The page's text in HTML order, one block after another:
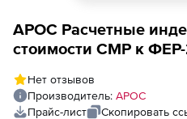
АРОС Расчетные
стоимости СМР к ФЕР-
(лицензия),
месяц 2-е и
Нет отзывов
Производитель: АРОС
Прайс-лист
Скопировать